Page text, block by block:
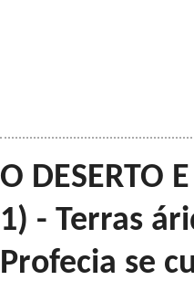
O DESERTO
1) - Terras
Profecia se